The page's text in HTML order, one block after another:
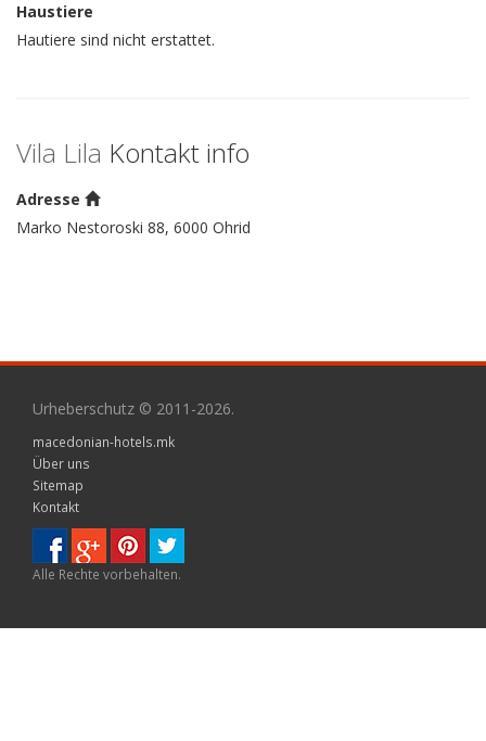
Haustiere
Hautiere sind nicht erstattet.
Vila Lila Kontakt info
Adresse
Marko Nestoroski 88, 6000 Ohrid
Urheberschutz © 2011-2026.
macedonian-hotels.mk
Über uns
Sitemap
Kontakt
Alle Rechte vorbehalten.